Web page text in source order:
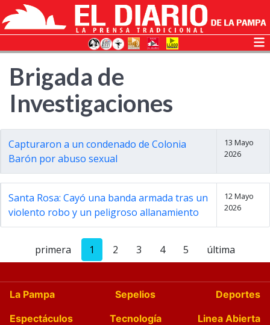
Brigada de
Investigaciones
Capturaron a un condenado de Colonia
Barón por abuso sexual
13 Mayo
2026
Santa Rosa: Cayó una banda armada tras un
violento robo y un peligroso allanamiento
12 Mayo
2026
primera 1 2 3 4 5 última
La Pampa Sepelios
Deportes
Espectáculos
Tecnología
Linea Abierta